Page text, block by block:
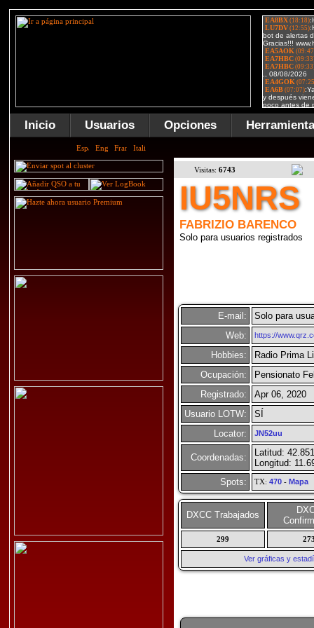
Inicio Usuarios Opciones
Visitas: 6743
IU5NRS
FABRIZIO BARENCO
Solo para usuarios registrados
E-mail:
Solo para
Web:
https://
Hobbies:
Radio Prima
Ocupación:
Pensionato
Registrado:
Apr 06, 2020
Usuario LOTW:
SÍ
Locator:
JN52uu
Coordenadas:
Latitud:
Longitud:
Spots:
TX: 470- Mapa
DXCC Trabajados
299
Ver gráficas y